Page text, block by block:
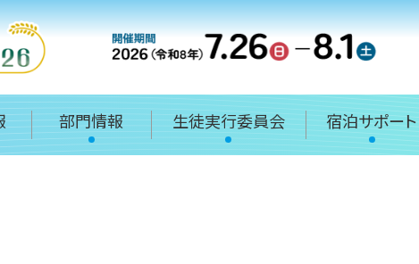
部門情報 生徒実行委員会 宿泊サポート